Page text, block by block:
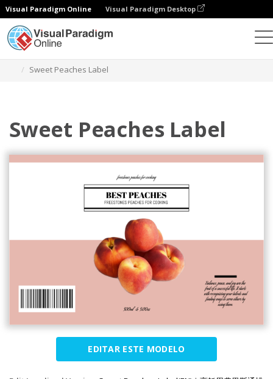
Visual Paradigm Online Visual Paradigm Desktop
Sweet Peaches Label
Sweet Peaches Label
EDITAR ESTE MODELO